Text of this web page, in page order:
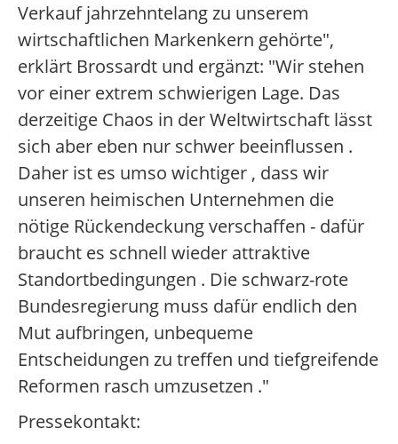
Verkauf jahrzehntelang zu unserem
wirtschaftlichen Markenkern gehörte",
erklärt Brossardt und ergänzt: "Wir stehen
vor einer extrem schwierigen Lage. Das
derzeitige Chaos in der Weltwirtschaft lässt
sich aber eben nur schwer beeinflussen .
Daher ist es umso wichtiger , dass wir
unseren heimischen Unternehmen die
nötige Rückendeckung verschaffen - dafür
braucht es schnell wieder attraktive
Standortbedingungen . Die schwarz-rote
Bundesregierung muss dafür endlich den
Mut aufbringen, unbequeme
Entscheidungen zu treffen und tiefgreifende
Reformen rasch umzusetzen ."
Pressekontakt: